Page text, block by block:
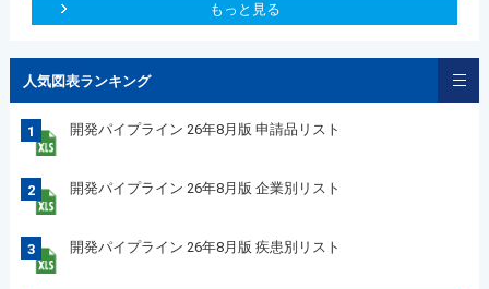
もっと見る
人気図表ランキング
1 開発パイプライン 26年8月版 申請品リスト
2 開発パイプライン 26年8月版 企業別リスト
3 開発パイプライン 26年8月版 疾患別リスト